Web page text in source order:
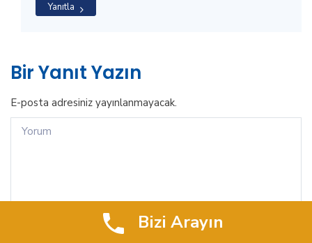
Yanıtla
Bir Yanıt Yazın
E-posta adresiniz yayınlanmayacak.
Bizi Arayın